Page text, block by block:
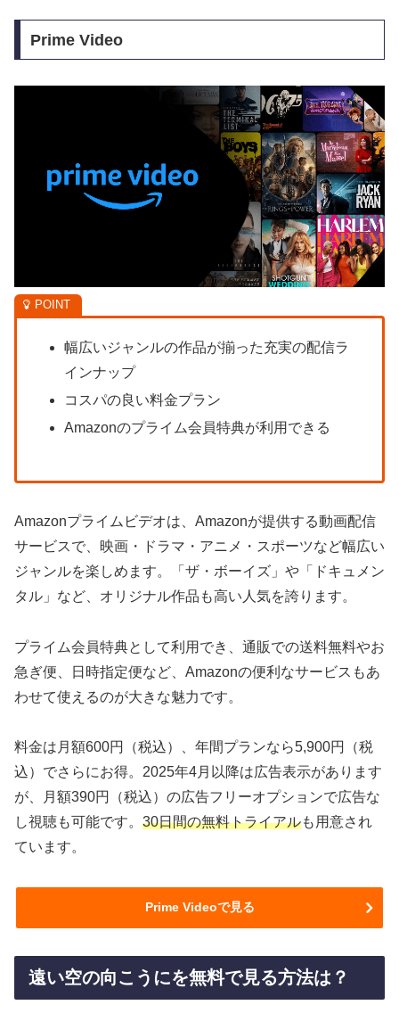
Prime Video
幅広いジャンルの作品が揃った充実の配信ラ
インナップ
コスパの良い料金プラン
Amazonのプライム会員特典が利用できる
Amazonプライムビデオは、Amazonが提供する動画配信
サービスで、映画・ドラマ・アニメ・スポーツなど幅広い
ジャンルを楽しめます。「ザ・ボーイズ」や「ドキュメン
タル」など、オリジナル作品も高い人気を誇ります。
プライム会員特典として利用でき、通販での送料無料やお
急ぎ便、日時指定便など、Amazonの便利なサービスもあ
わせて使えるのが大きな魅力です。
料金は月額600円（税込）、年間プランなら5,900円（税
込）でさらにお得。2025年4月以降は広告表示があります
が、月額390円（税込）の広告フリーオプションで広告な
し視聴も可能です。 30日間の無料トライアルも用意され
ています。
Prime Videoで見る
遠い空の向こうにを無料で見る方法は？